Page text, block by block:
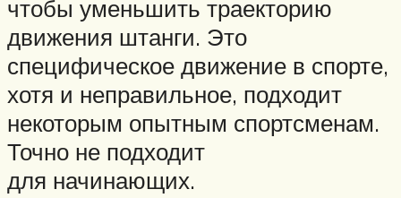
чтобы уменьшить траекторию
движения штанги. Это
специфическое движение в спорте,
хотя и неправильное, подходит
некоторым опытным спортсменам.
Точно не подходит
для начинающих.